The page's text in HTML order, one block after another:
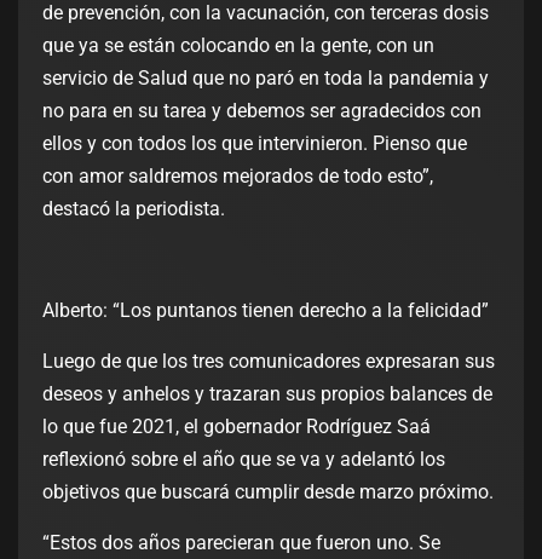
de prevención, con la vacunación, con terceras dosis
que ya se están colocando en la gente, con un
servicio de Salud que no paró en toda la pandemia y
no para en su tarea y debemos ser agradecidos con
ellos y con todos los que intervinieron. Pienso que
con amor saldremos mejorados de todo esto”,
destacó la periodista.
Alberto: “Los puntanos tienen derecho a la felicidad”
Luego de que los tres comunicadores expresaran sus
deseos y anhelos y trazaran sus propios balances de
lo que fue 2021, el gobernador Rodríguez Saá
reflexionó sobre el año que se va y adelantó los
objetivos que buscará cumplir desde marzo próximo.
“Estos dos años parecieran que fueron uno. Se